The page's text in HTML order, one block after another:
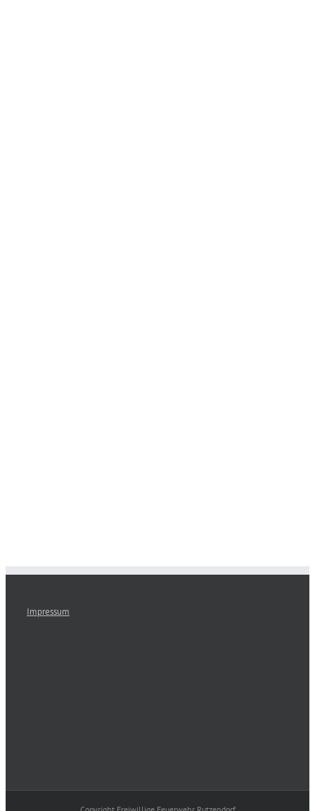
Impressum